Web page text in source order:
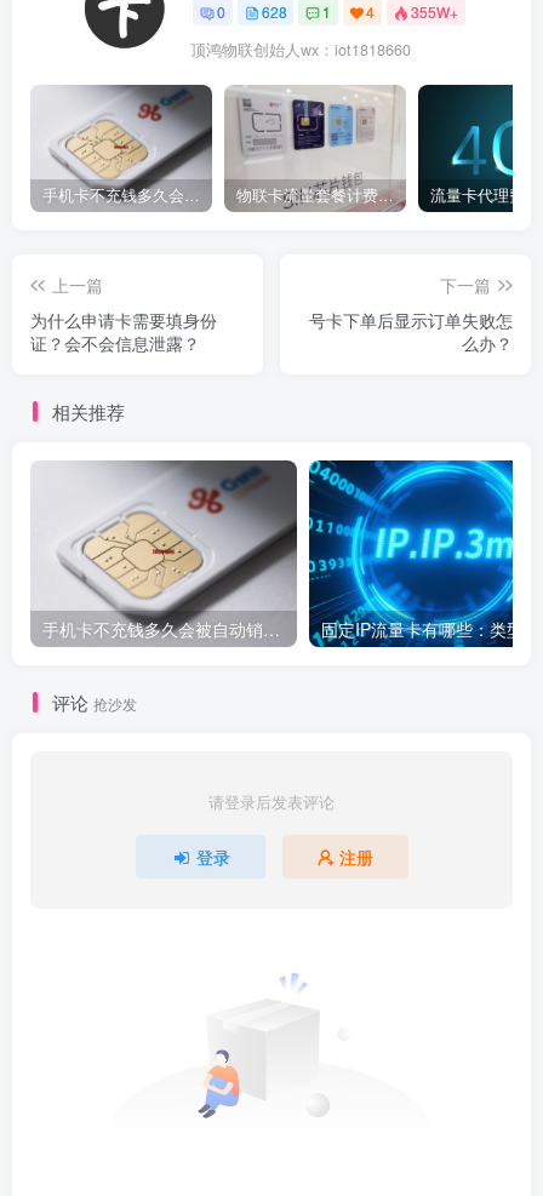
0 628 1 4 355W+
顶鸿物联创始人wx：iot1818660
手机卡不充钱多久会被自动销户？ 物联卡流量套餐计费方式 流量卡代理费用
上一篇
为什么申请卡需要填身份
证？会不会信息泄露？
下一篇
号卡下单后显示订单失败怎
么办？
相关推荐
手机卡不充钱多久会被自动销户？
评论 抢沙发
请登录后发表评论
登录 注册